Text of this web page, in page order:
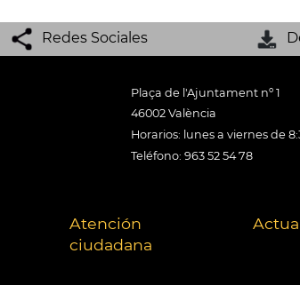
Redes Sociales
Plaça de l'Ajuntament nº 1
46002 València
Horarios: lunes a viernes de
Teléfono: 963 52 54 78
Atención
ciudadana